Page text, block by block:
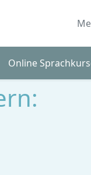
Online